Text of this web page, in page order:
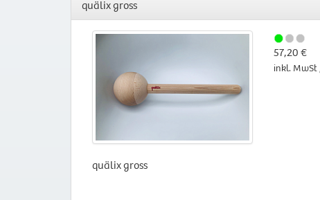
quälix gross
57,20 €
inkl. MwSt
quälix gross